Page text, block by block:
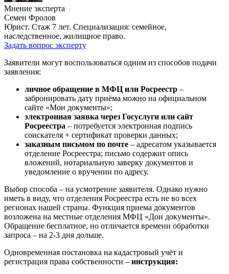
Мнение эксперта
Семен Фролов
Юрист. Стаж 7 лет. Специализация: семейное,
наследственное, жилищное право.
Задать вопрос эксперту
Заявители могут воспользоваться одним из способов подачи
заявления:
личное обращение в МФЦ или Росреестр –
забронировать дату приёма можно на официальном
сайте «Мои документы»;
электронная заявка через Госуслуги или сайт
Росреестра – потребуется электронная подпись
соискателя + сертификат проверки данных;
заказным письмом по почте – адресатом указывается
отделение Росреестра; письмо содержит опись
вложений, нотариальную заверку документов и
уведомление о вручении по адресу.
Выбор способа – на усмотрение заявителя. Однако нужно
иметь в виду, что отделения Росреестра есть не во всех
регионах нашей страны. Функция приема документов
возложена на местные отделения МФЦ «Дои документы».
Обращение бесплатное, но отличается времени обработки
запроса – на 2-3 дня дольше.
Одновременная постановка на кадастровый учёт и
регистрация права собственности – инструкция: